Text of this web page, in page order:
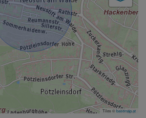
Tiles ©basemap.at